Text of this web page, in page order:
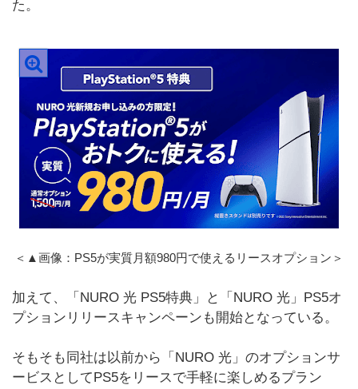
た。
＜▲画像：PS5が実質月額980円で使えるリースオプション＞
加えて、「NURO 光 PS5特典」と「NURO 光」PS5オ
プションリリースキャンペーンも開始となっている。
そもそも同社は以前から「NURO 光」のオプションサ
ービスとしてPS5をリースで手軽に楽しめるプラン